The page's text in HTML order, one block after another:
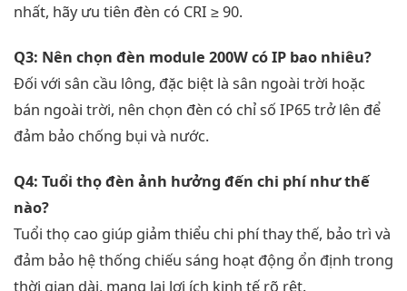
nhất, hãy ưu tiên đèn có CRI ≥ 90.
Q3: Nên chọn đèn module 200W có IP bao nhiêu?
Đối với sân cầu lông, đặc biệt là sân ngoài trời hoặc
bán ngoài trời, nên chọn đèn có chỉ số IP65 trở lên để
đảm bảo chống bụi và nước.
Q4: Tuổi thọ đèn ảnh hưởng đến chi phí như thế
nào?
Tuổi thọ cao giúp giảm thiểu chi phí thay thế, bảo trì và
đảm bảo hệ thống chiếu sáng hoạt động ổn định trong
thời gian dài, mang lại lợi ích kinh tế rõ rệt.